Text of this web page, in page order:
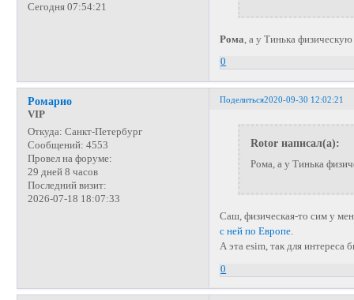
Сегодня 07:54:21
Рома , а у Тинька
0
Поделиться2020-09-30 12:02:21
Ромарио
VIP
Откуда: Санкт-Петербург
Сообщений: 4553
Провел на форуме:
29 дней 8 часов
Последний визит:
2026-07-18 18:07:33
Rotor написал(а):
Рома, а у Тинька
Саш, физическая-то сим у
с ней по Европе.
А эта esim, так для интереса
0